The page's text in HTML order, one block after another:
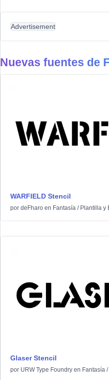
Advertisement
Nuevas fuentes de
WARFIELD Stencil
por deFharo en Fantasía / Plantilla y
Glaser Stencil
por URW Type Foundry en Fantasía /